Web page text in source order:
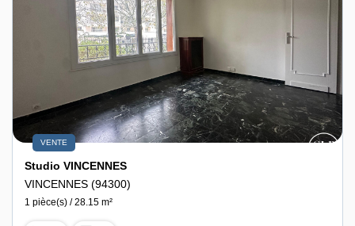
VENTE
Studio VINCENNES
VINCENNES (94300)
1 pièce(s) / 28.15 m²